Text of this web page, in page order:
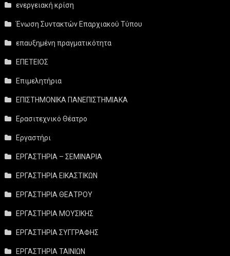
ενεργειακή κρίση
Ένωση Συντακτών Επαρχιακού Τύπου
επαυξημένη πραγματικότητα
ΕΠΕΤΕΙΟΣ
Επιμελητήρια
ΕΠΙΣΤΗΜΟΝΙΚΑ ΠΑΝΕΠΙΣΤΗΜΙΑΚΑ
Ερασιτεχνικό Θέατρο
Εργαστήρι
ΕΡΓΑΣΤΗΡΙΑ – ΣΕΜΙΝΑΡΙΑ
ΕΡΓΑΣΤΗΡΙΑ ΕΙΚΑΣΤΙΚΩΝ
ΕΡΓΑΣΤΗΡΙΑ ΘΕΑΤΡΟΥ
ΕΡΓΑΣΤΗΡΙΑ ΜΟΥΣΙΚΗΣ
ΕΡΓΑΣΤΗΡΙΑ ΣΥΓΓΡΑΦΗΣ
ΕΡΓΑΣΤΗΡΙΑ ΤΑΙΝΙΩΝ